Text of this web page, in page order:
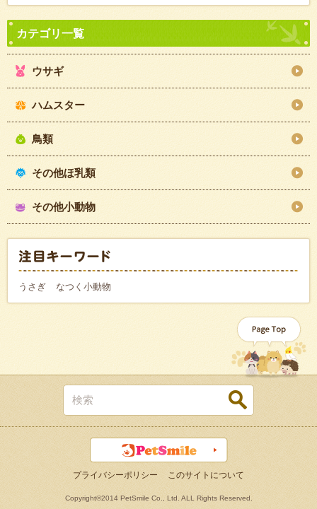
ウサギ
ハムスター
鳥類
その他ほ乳類
その他小動物
うさぎ なつく小動物
プライバシーポリシー このサイトについて
Copyright©2014 PetSmile Co., Ltd. ALL Rights Reserved.